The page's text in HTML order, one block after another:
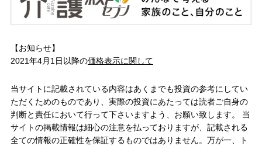
【お知らせ】
2021年4月1日以降の価格表示に関して
当サイトに記載されている内容はあくまでも投資の参考にしてい
ただくためのものであり、実際の投資にあたっては読者ご自身の
判断と責任において行って下さいますよう、お願い致します。 当
サイトの掲載情報は細心の注意を払っておりますが、記載される
全ての情報の正確性を保証するものではありません。万が一、ト